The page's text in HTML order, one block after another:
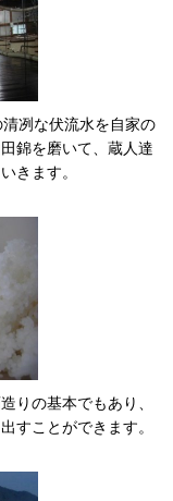
冽な伏流水を自家の
錦を磨いて、蔵人達
きます。
りの基本でもあり、
すことができます。